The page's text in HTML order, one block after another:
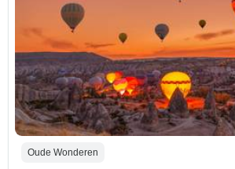
Oude Wonderen